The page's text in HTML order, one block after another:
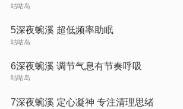
咕咕岛
5深夜蜿溪 超低频率助眠
咕咕岛
6深夜蜿溪 调节气息有节奏呼吸
咕咕岛
7深夜蜿溪 定心凝神 专注清理思绪